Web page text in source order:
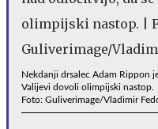
Nekdanji drsalec Adam Rippon
Valijevi dovoli olimpijski nastop.
Foto: Guliverimage/Vladimir